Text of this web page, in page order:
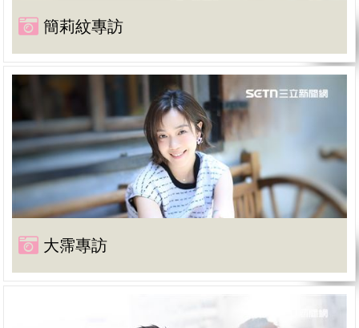
簡莉紋專訪
大霈專訪